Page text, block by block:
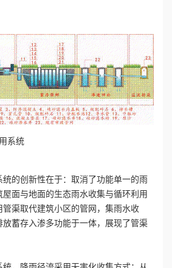
系统
的创新性在于：取消了功能单一的雨
面与地面的生态雨水收集与循环利用
渠取代建筑小区的管网，集雨水收
蓄存入渗多功能于一体，展现了管渠